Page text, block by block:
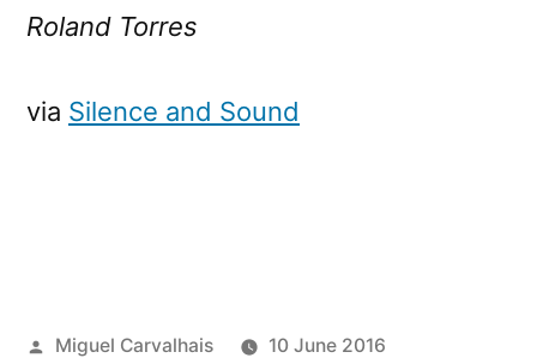
Roland Torres
via Silence and Sound
Posted
Miguel Carvalhais
10 June 2016